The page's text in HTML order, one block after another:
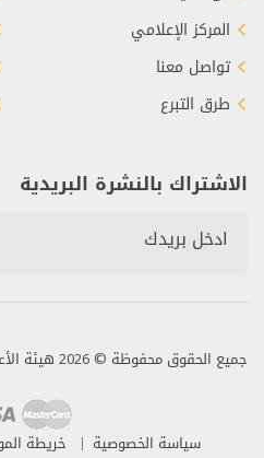
المركز الإعلامي
تواصل معنا
طرق التبرع
الاشتراك بالنشرة البريدية
جميع الحقوق محفوظة © 2026 هيئة الأعمال الخيرية العالمية
سياسة الخصوصية خريطة